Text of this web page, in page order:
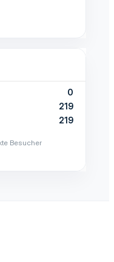
0
219
219
Besucher